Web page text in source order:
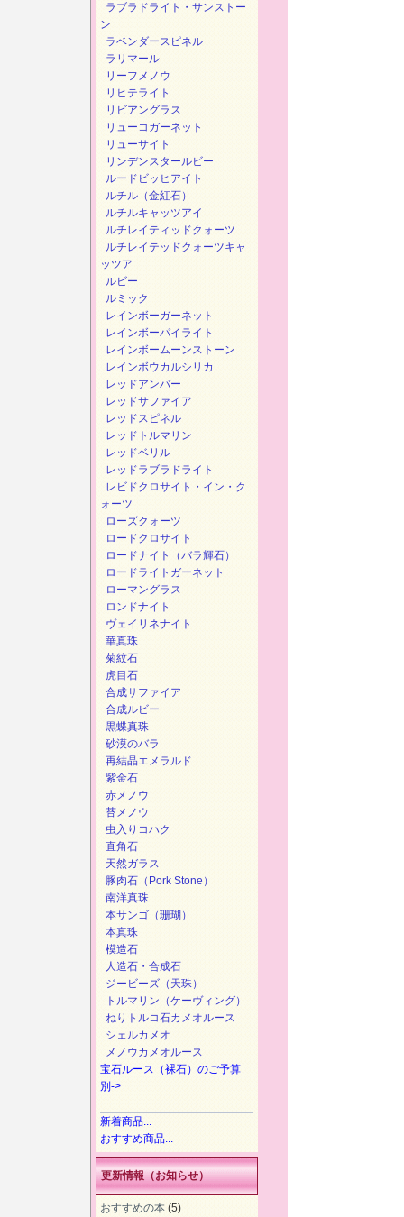
ラブラドライト・サンストー
ン
ラベンダースピネル
ラリマール
リーフメノウ
リヒテライト
リビアングラス
リューコガーネット
リューサイト
リンデンスタールビー
ルードビッヒアイト
ルチル（金紅石）
ルチルキャッツアイ
ルチレイティッドクォーツ
ルチレイテッドクォーツキャ
ッツア
ルビー
ルミック
レインボーガーネット
レインボーパイライト
レインボームーンストーン
レインボウカルシリカ
レッドアンバー
レッドサファイア
レッドスピネル
レッドトルマリン
レッドベリル
レッドラブラドライト
レビドクロサイト・イン・ク
ォーツ
ローズクォーツ
ロードクロサイト
ロードナイト（バラ輝石）
ロードライトガーネット
ローマングラス
ロンドナイト
ヴェイリネナイト
華真珠
菊紋石
虎目石
合成サファイア
合成ルビー
黒蝶真珠
砂漠のバラ
再結晶エメラルド
紫金石
赤メノウ
苔メノウ
虫入りコハク
直角石
天然ガラス
豚肉石（Pork Stone）
南洋真珠
本サンゴ（珊瑚）
本真珠
模造石
人造石・合成石
ジービーズ（天珠）
トルマリン（ケーヴィング）
ねりトルコ石カメオルース
シェルカメオ
メノウカメオルース
宝石ルース（裸石）のご予算
別->
新着商品...
おすすめ商品...
更新情報（お知らせ）
おすすめの本 (5)